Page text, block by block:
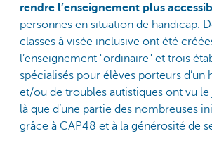
rendre l’enseignement plus
personnes en situation de handicap.
classes à visée inclusive ont été
l’enseignement "ordinaire" et trois
spécialisés pour élèves porteurs d’un
et/ou de troubles autistiques ont vu le
là que d’une partie des nombreuses
grâce à CAP48 et à la générosité de